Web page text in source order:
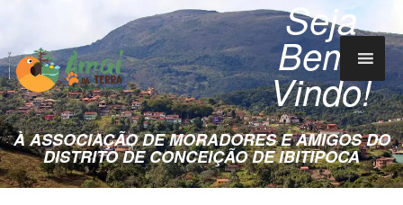
Seja
Bem-
Vindo!
À ASSOCIAÇÃO DE MORADORES E AMIGOS DO
DISTRITO DE CONCEIÇÃO DE IBITIPOCA